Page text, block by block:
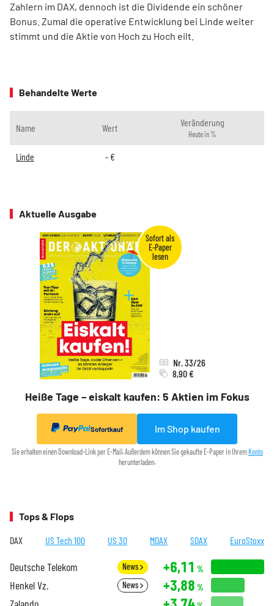
Zahlern im DAX, dennoch ist die Dividende ein schöner
Bonus. Zumal die operative Entwicklung bei Linde weiter
stimmt und die Aktie von Hoch zu Hoch eilt.
Behandelte Werte
Name Wert Veränderung
Heute in %
Linde -€
Aktuelle Ausgabe
Heiße Tage – eiskalt kaufen: 5 Aktien im Fokus
Nr. 33/26
8,90 €
Sofortkauf Im Shop kaufen
Sie erhalten einen Download-Link per E-Mail. Außerdem können Sie gekaufte E-Paper in Ihrem Konto
herunterladen.
Tops & Flops
DAX US Tech 100 US 30 MDAX SDAX EuroStoxx
Deutsche Telekom News +6,11 %
Henkel Vz. News +3,88 %